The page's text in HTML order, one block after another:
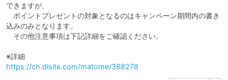
できますが、
ポイントプレゼントの対象となるのはキャンペーン期間内の書き
込みのみとなります。
その他注意事項は下記詳細をご確認ください。
※詳細
https://ch.dlsite.com/matome/368278